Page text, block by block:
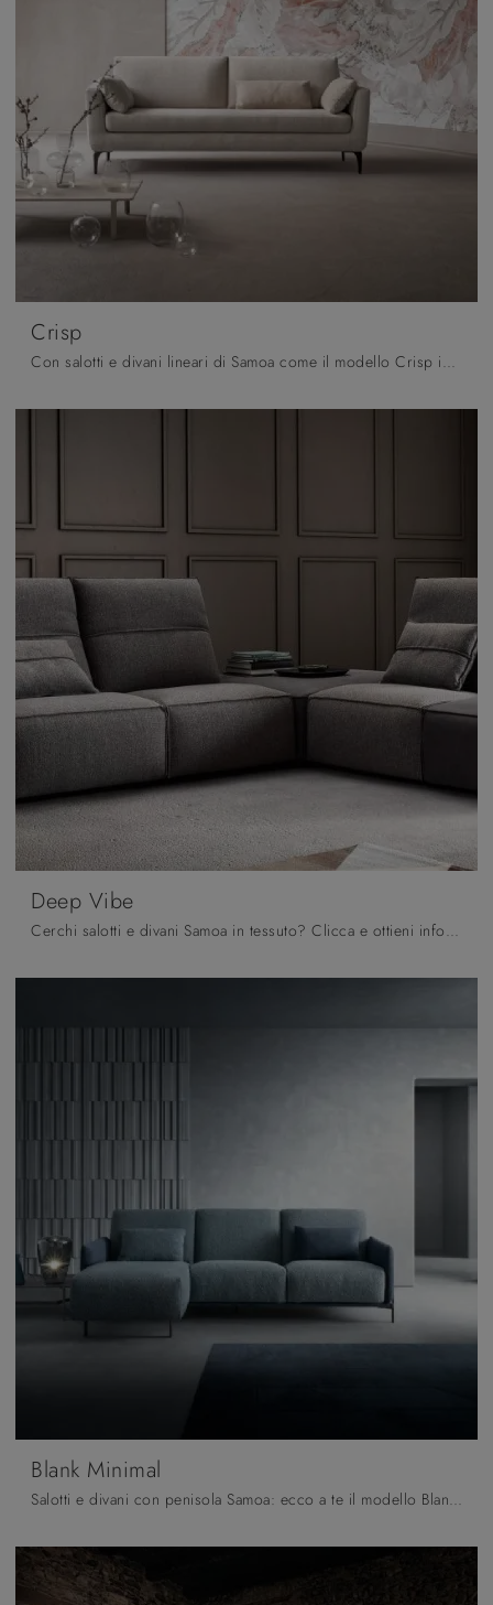
Crisp
Con salotti e divani lineari di Samoa come il modello Crisp in tessuto, potrai completare il tuo progetto d'arredo.
Deep Vibe
Cerchi salotti e divani Samoa in tessuto? Clicca e ottieni informazioni sul modello Deep Vibe per spazi moderni.
Blank Minimal
Salotti e divani con penisola Samoa: ecco a te il modello Blank Minimal in tessuto per arricchire il living.